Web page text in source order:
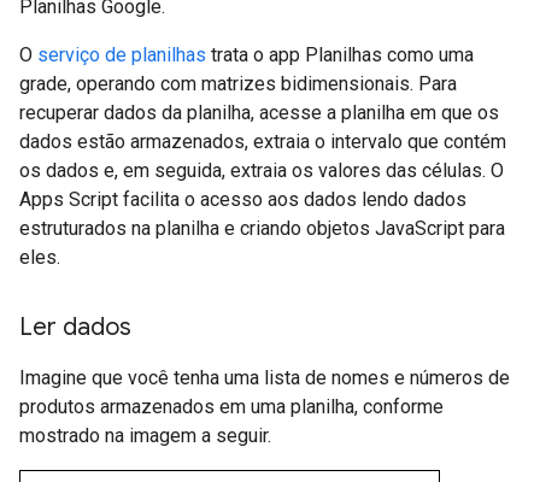
Planilhas Google.
O serviço de planilhas trata o app Planilhas como uma
grade, operando com matrizes bidimensionais. Para
recuperar dados da planilha, acesse a planilha em que os
dados estão armazenados, extraia o intervalo que contém
os dados e, em seguida, extraia os valores das células. O
Apps Script facilita o acesso aos dados lendo dados
estruturados na planilha e criando objetos JavaScript para
eles.
Ler dados
Imagine que você tenha uma lista de nomes e números de
produtos armazenados em uma planilha, conforme
mostrado na imagem a seguir.